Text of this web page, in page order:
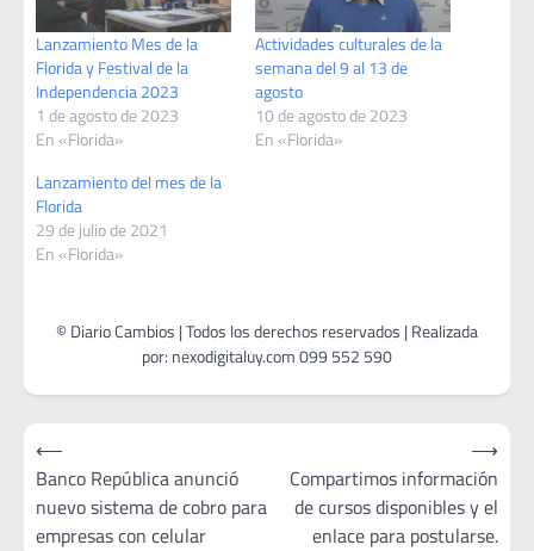
Lanzamiento Mes de la
Florida y Festival de la
Independencia 2023
1 de agosto de 2023
En «Florida»
Actividades culturales de la
semana del 9 al 13 de
agosto
10 de agosto de 2023
En «Florida»
Lanzamiento del mes de la
Florida
29 de julio de 2021
En «Florida»
Navegación
de
entradas
⟵
Banco República anunció
nuevo sistema de cobro para
empresas con celular
Compartimos información
de cursos disponibles y el
enlace para postularse.
⟶